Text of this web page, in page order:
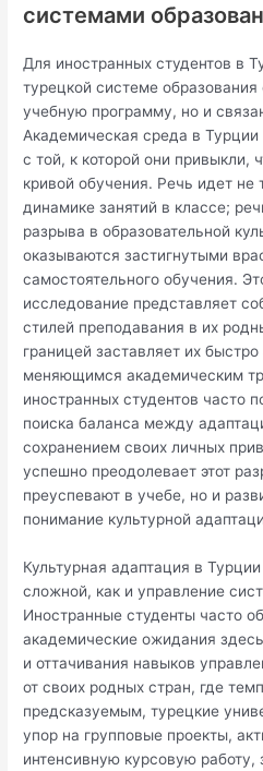
системами
Для иностранных студентов в
турецкой системе образования
учебную программу, но и
Академическая среда в Турции
с той, к которой они привыкли,
кривой обучения. Речь идет не
динамике занятий в классе;
разрыва в образовательной
оказываются застигнутыми
самостоятельного обучения.
исследование представляет
стилей преподавания в их
границей заставляет их
меняющимся академическим
иностранных студентов часто
поиска баланса между
сохранением своих личных
успешно преодолевает этот
преуспевают в учебе, но и
понимание культурной
Культурная адаптация в
сложной, как и управление
Иностранные студенты часто
академические ожидания
и оттачивания навыков
от своих родных стран, где
предсказуемым, турецкие
упор на групповые проекты,
интенсивную курсовую работу,